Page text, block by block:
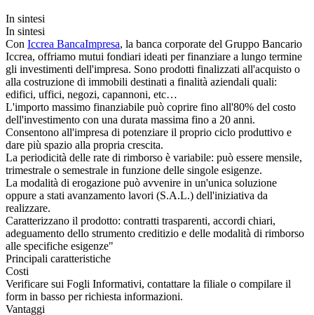
In sintesi
In sintesi
Con Iccrea BancaImpresa, la banca corporate del Gruppo Bancario
Iccrea, offriamo mutui fondiari ideati per finanziare a lungo termine
gli investimenti dell'impresa. Sono prodotti finalizzati all'acquisto o
alla costruzione di immobili destinati a finalità aziendali quali:
edifici, uffici, negozi, capannoni, etc…
L'importo massimo finanziabile può coprire fino all'80% del costo
dell'investimento con una durata massima fino a 20 anni.
Consentono all'impresa di potenziare il proprio ciclo produttivo e
dare più spazio alla propria crescita.
La periodicità delle rate di rimborso è variabile: può essere mensile,
trimestrale o semestrale in funzione delle singole esigenze.
La modalità di erogazione può avvenire in un'unica soluzione
oppure a stati avanzamento lavori (S.A.L.) dell'iniziativa da
realizzare.
Caratterizzano il prodotto: contratti trasparenti, accordi chiari,
adeguamento dello strumento creditizio e delle modalità di rimborso
alle specifiche esigenze"
Principali caratteristiche
Costi
Verificare sui Fogli Informativi, contattare la filiale o compilare il
form in basso per richiesta informazioni.
Vantaggi